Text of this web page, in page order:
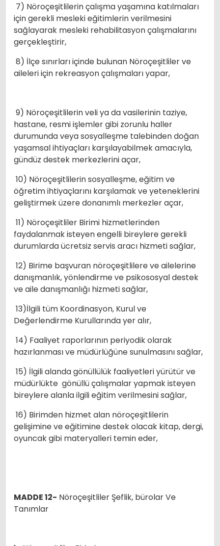
7) Nöroçeşitlilerin çalışma yaşamına katılmaları
için gerekli mesleki eğitimlerin verilmesini
sağlayarak mesleki rehabilitasyon çalışmalarını
gerçekleştirir,
8) İlçe sınırları içinde bulunan Nöroçeşitliler ve
aileleri için rekreasyon çalışmaları yapar,
9) Nöroçeşitlilerin veli ya da vasilerinin taziye,
hastane, resmi işlemler gibi zorunlu haller
durumunda veya sosyalleşme talebinden doğan
yaşamsal ihtiyaçları karşılayabilmek amacıyla,
gündüz destek merkezlerini açar,
10) Nöroçeşitlilerin sosyalleşme, eğitim ve
öğretim ihtiyaçlarını karşılamak ve yeteneklerini
geliştirmek üzere donanımlı merkezler açar,
11) Nöroçeşitliler Birimi hizmetlerinden
faydalanmak isteyen engelli bireylere gerekli
durumlarda ücretsiz servis aracı hizmeti sağlar,
12) Birime başvuran nöroçeşitlilere ve ailelerine
danışmanlık, yönlendirme ve psikososyal destek
ve aile danışmanlığı hizmeti sağlar,
13)İlgili tüm Koordinasyon, Kurul ve
Değerlendirme Kurullarında yer alır,
14) Faaliyet raporlarının periyodik olarak
hazırlanması ve müdürlüğüne sunulmasını sağlar,
15) İlgili alanda gönüllülük faaliyetleri yürütür ve
müdürlükte gönüllü çalışmalar yapmak isteyen
bireylere alanla ilgili eğitim verilmesini sağlar,
16) Birimden hizmet alan nöroçeşitlilerin
gelişimine ve eğitimine destek olacak kitap, dergi,
oyuncak gibi materyalleri temin eder,
MADDE 12- Nöroçeşitliler Şeflik, bürolar Ve
Tanımlar